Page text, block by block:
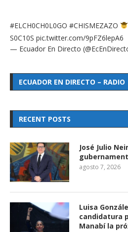
#ELCH0CH0L0GO #CHISMEZAZO
S0C10S pic.twitter.com/9pFZ6lepA6
— Ecuador En Directo
ECUADOR EN DIRECTO – RADIO
RECENT POSTS
José Julio
agosto 7, 2026
Luisa
candidatura
Manabí la